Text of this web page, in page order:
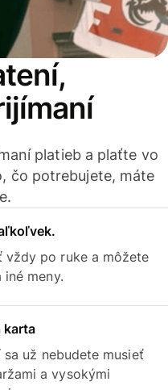
platieb a plaťte vo
čo potrebujete, máte
vždy po ruke a môžete
meny.
karta
už nebudete musieť
a vysokými